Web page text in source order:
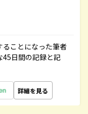
ることになった筆者
45日間の記録と記
詳細を見る